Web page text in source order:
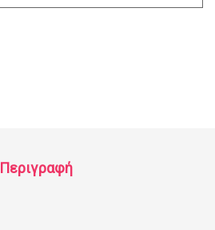
Περιγραφή